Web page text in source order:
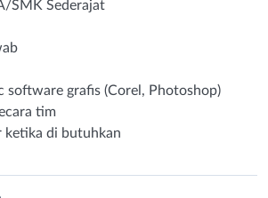
SMK Sederajat
software grafis (Corel, Photoshop)
tim
ketika di butuhkan